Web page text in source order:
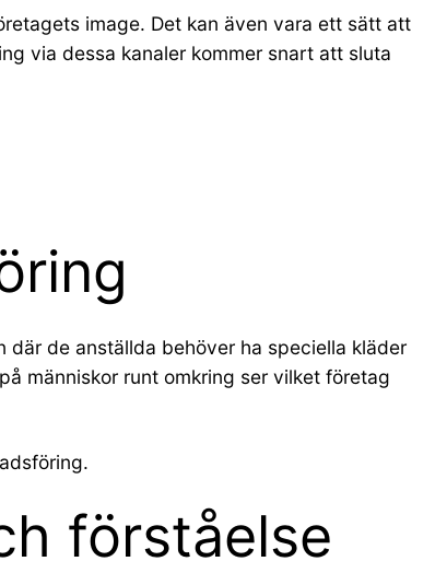
image. Det kan även vara ett sätt att
via dessa kanaler kommer snart att sluta
de anställda behöver ha speciella kläder
människor runt omkring ser vilket företag
förståelse